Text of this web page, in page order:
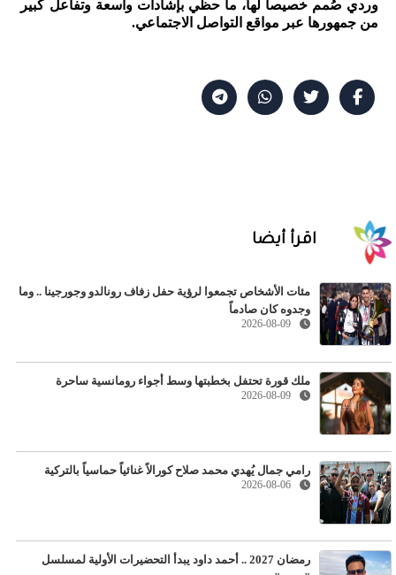
وردي صُمم خصيصاً لها، ما حظي بإشادات واسعة وتفاعل كبير
من جمهورها عبر مواقع التواصل الاجتماعي.
اقرأ أيضا
مئات الأشخاص تجمعوا لرؤية حفل زفاف رونالدو وجورجينا .. وما
وجدوه كان صادماً
2026-08-09
ملك قورة تحتفل بخطبتها وسط أجواء رومانسية ساحرة
2026-08-09
رامي جمال يُهدي محمد صلاح كورالاً غنائياً حماسياً بالتركية
2026-08-06
رمضان 2027 .. أحمد داود يبدأ التحضيرات الأولية لمسلسل